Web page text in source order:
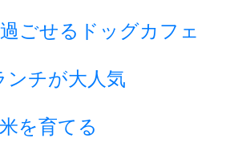
ごせるドッグカフェ
チが大人気
を育てる